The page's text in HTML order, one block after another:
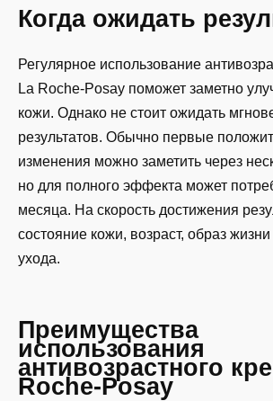
Когда ожидать
Регулярное использование
La Roche-Posay поможет заметно
кожи. Однако не стоит ожидать
результатов. Обычно первые
изменения можно заметить через
но для полного эффекта может
месяца. На скорость достижения
состояние кожи, возраст, образ
ухода.
Преимущества
использования
антивозрастного
Roche-Posay